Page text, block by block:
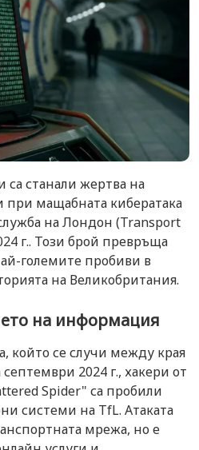
станали жертва на
мащабната кибератака
на Лондон (Transport
г.. Този брой превръща
големите пробиви в
на Великобритания.
на информация
който се случи между края
2024 г., хакери от
Spider" са пробили
системи на TfL. Атаката
мрежа, но е